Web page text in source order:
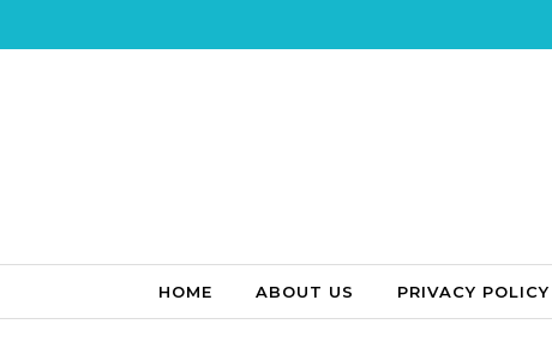
HOME ABOUT US PRIVACY POLICY